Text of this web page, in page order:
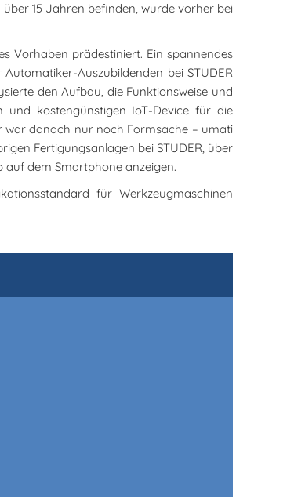
15 Jahren befinden, wurde vorher bei
Vorhaben prädestiniert. Ein spannendes
Auszubildenden bei STUDER
den Aufbau, die Funktionsweise und
und kostengünstigen IoT-Device für die
war danach nur noch Formsache – umati
Fertigungsanlagen bei STUDER, über
dem Smartphone anzeigen.
für Werkzeugmaschinen